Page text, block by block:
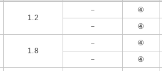
1.2
－ ④
－ ④
1.8
－ ④
－ ④